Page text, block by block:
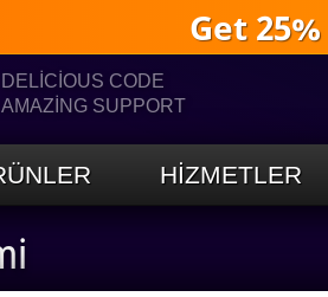
Get
DELICIOUS CODE
AMAZING SUPPORT
HIZMETLER